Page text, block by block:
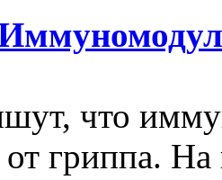
что
гриппа. На